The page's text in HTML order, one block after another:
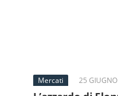
Mercati 25